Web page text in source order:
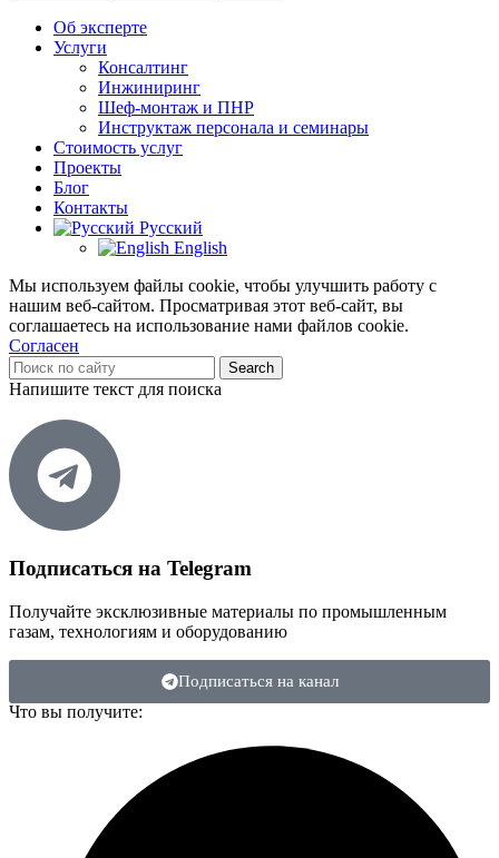
Об эксперте
Услуги
Консалтинг
Инжиниринг
Шеф-монтаж и ПНР
Инструктаж персонала и семинары
Стоимость услуг
Проекты
Блог
Контакты
Русский
English
Мы используем файлы cookie, чтобы улучшить работу с
нашим веб-сайтом. Просматривая этот веб-сайт, вы
соглашаетесь на использование нами файлов cookie.
Согласен
Search
Напишите текст для поиска
Подписаться на Telegram
Получайте эксклюзивные материалы по промышленным
газам, технологиям и оборудованию
Подписаться на канал
Что вы получите: